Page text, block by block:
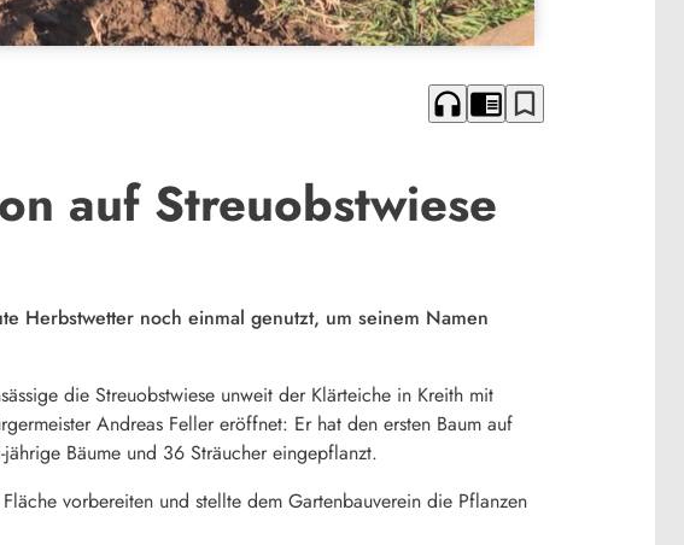
headphones chrome_reader_mode bookmark_border
auf Streuobstwiese
Herbstwetter noch einmal genutzt, um seinem Namen
die Streuobstwiese unweit der Klärteiche in Kreith mit
Andreas Feller eröffnet: Er hat den ersten Baum auf
Bäume und 36 Sträucher eingepflanzt.
vorbereiten und stellte dem Gartenbauverein die Pflanzen